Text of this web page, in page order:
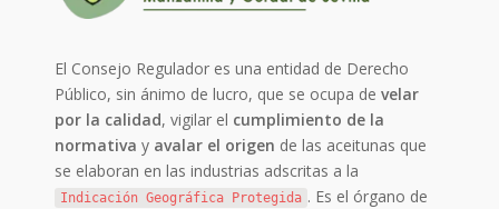
El Consejo Regulador es una entidad de Derecho
Público, sin ánimo de lucro, que se ocupa develar
por la calidad, vigilar el cumplimiento de la
normativa y avalar el origen de las aceitunas que
se elaboran en las industrias adscritas a la
Indicación Geográfica Protegida . Es el órgano de